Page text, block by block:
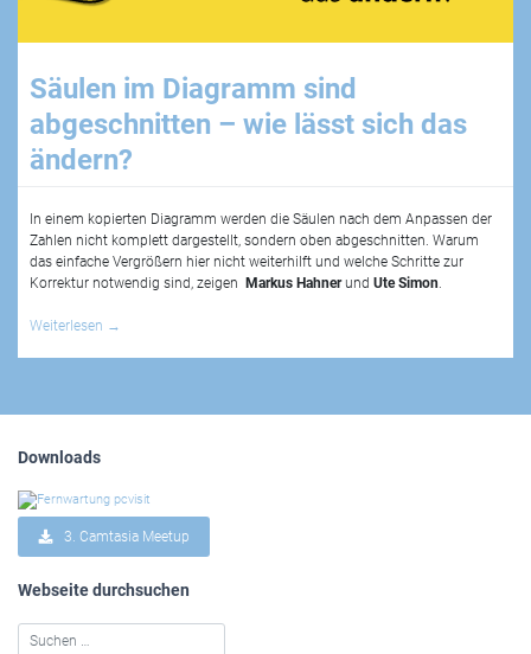
Säulen im Diagramm sind
abgeschnitten – wie lässt sich das
ändern?
In einem kopierten Diagramm werden die Säulen nach dem Anpassen der
Zahlen nicht komplett dargestellt, sondern oben abgeschnitten. Warum
das einfache Vergrößern hier nicht weiterhilft und welche Schritte zur
Korrektur notwendig sind, zeigen
Markus Hahnerund Ute Simon.
Weiterlesen →
Downloads
3. Camtasia Meetup
Webseite durchsuchen